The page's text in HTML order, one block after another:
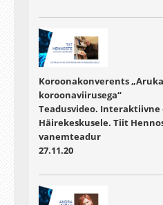
Koroonakonverents
koroonaviirusega“
Teadusvideo. Interaktiivne
Häirekeskusele. Tiit
vanemteadur
27.11.20